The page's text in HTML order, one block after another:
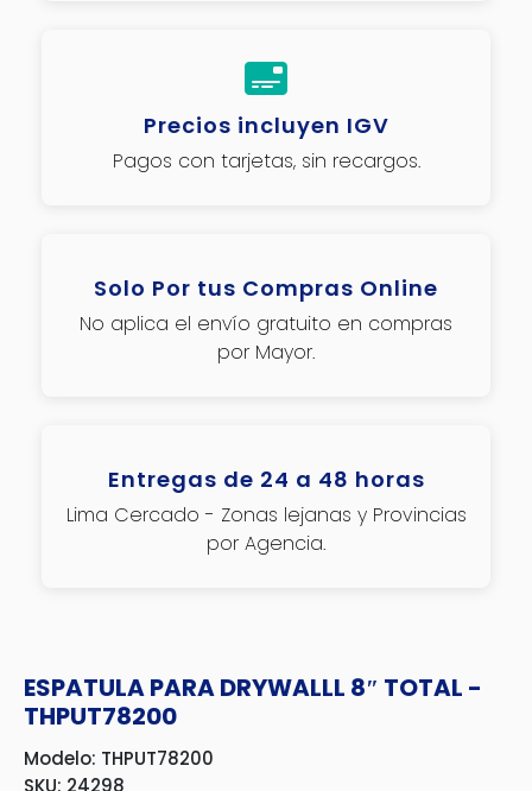
Precios incluyen IGV
Pagos con tarjetas, sin recargos.
Solo Por tus Compras Online
No aplica el envío gratuito en compras
por Mayor.
Entregas de 24 a 48 horas
Lima Cercado - Zonas lejanas y Provincias
por Agencia.
ESPATULA PARA DRYWALLL 8″ TOTAL -
THPUT78200
Modelo: THPUT78200
SKU: 24298